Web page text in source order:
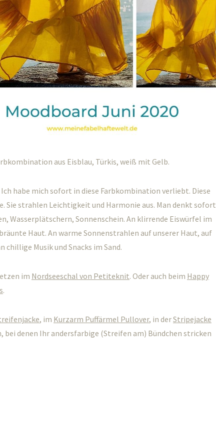
aus Eisblau, Türkis, weiß mit Gelb.
habe mich sofort in diese Farbkombination verliebt. Diese
Sie strahlen Leichtigkeit und Harmonie aus. Man denkt sofort
Wasserplätschern, Sonnenschein. An klirrende Eiswürfel im
Haut. An warme Sonnenstrahlen auf unserer Haut, auf
Musik und Snacks im Sand.
im Nordseeschal von Petiteknit. Oder auch beim Happy
.
, im Kurzarm Puffärmel Pullover, in derStripejacke
bei denen Ihr andersfarbige (Streifen am) Bündchen stricken